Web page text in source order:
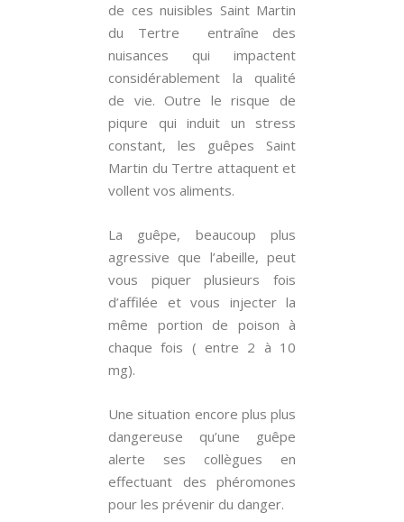
de ces nuisibles Saint Martin
du Tertre entraîne des
nuisances qui impactent
considérablement la qualité
de vie. Outre le risque de
piqure qui induit un stress
constant, les guêpes Saint
Martin du Tertre attaquent et
vollent vos aliments.
La guêpe, beaucoup plus
agressive que l’abeille, peut
vous piquer plusieurs fois
d’affilée et vous injecter la
même portion de poison à
chaque fois ( entre 2 à 10
mg).
Une situation encore plus plus
dangereuse qu’une guêpe
alerte ses collègues en
effectuant des phéromones
pour les prévenir du danger.